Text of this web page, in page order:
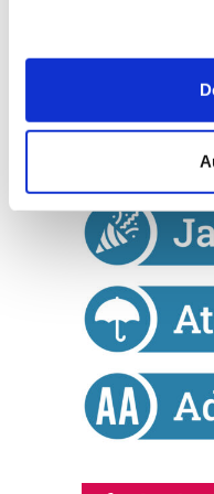
If you allow, we would
Collect
Identify your
specific
Find out more about
and set your
Guk eta gure
prozesatzen ditugu,
teknologia erabiliz,
pertsonalizatuak
neurtzeko, jendeari
produktuak garatzeko.